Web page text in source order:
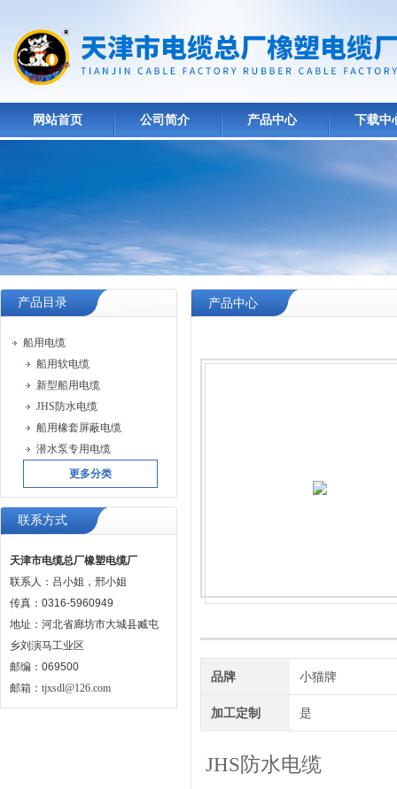
网站首页 公司简介 产品中心 下载中
产品目录
船用电缆
船用软电缆
新型船用电缆
JHS防水电缆
船用橡套屏蔽电缆
潜水泵专用电缆
更多分类
联系方式
天津市电缆总厂橡塑电缆厂
联系人：吕小姐，邢小姐
传真：0316-5960949
地址：河北省廊坊市大城县臧屯
乡刘演马工业区
邮编：069500
邮箱： tjxsdl@126.com
产品中心
品牌 小猫牌
加工定制 是
JHS防水电缆